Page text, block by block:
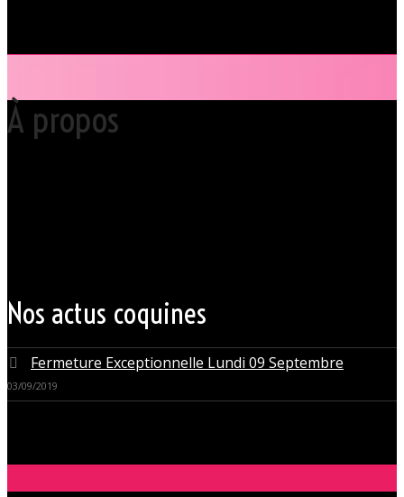
À propos
Nos actus coquines
Fermeture Exceptionnelle Lundi 09 Septembre
03/09/2019